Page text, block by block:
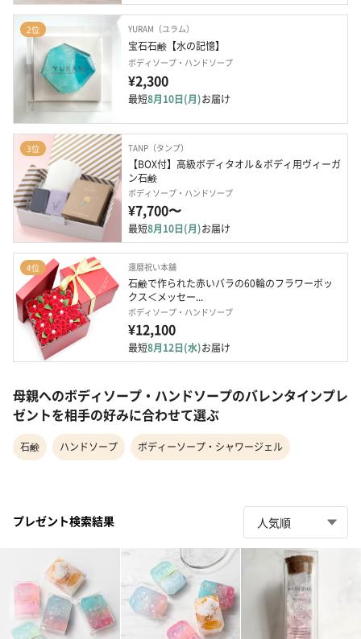
2位 YURAM（ユラム）
宝石石鹸【水の記憶】
ボディソープ・ハンドソープ
¥2,300
最短8月10日(月)お届け
3位 TANP（タンプ）
【BOX付】高級ボディタオル＆ボディ用ヴィーガ
ン石鹸
ボディソープ・ハンドソープ
¥7,700〜
最短8月10日(月)お届け
4位 還暦祝い本舗
石鹸で作られた赤いバラの60輪のフラワーボッ
クス＜メッセー...
ボディソープ・ハンドソープ
¥12,100
最短8月12日(水)お届け
母親へのボディソープ・ハンドソープのバレンタインプレ
ゼントを相手の好みに合わせて選ぶ
石鹸 ハンドソープ ボディーソープ・シャワージェル
プレゼント検索結果